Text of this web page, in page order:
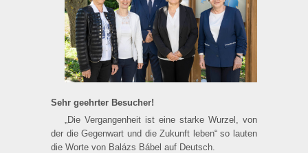
Sehr geehrter Besucher!
„Die Vergangenheit ist eine starke Wurzel, von
der die Gegenwart und die Zukunft leben“ so lauten
die Worte von Balázs Bábel auf Deutsch.